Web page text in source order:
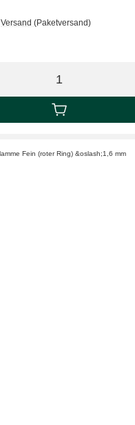
Versand (Paketversand)
IN DEN